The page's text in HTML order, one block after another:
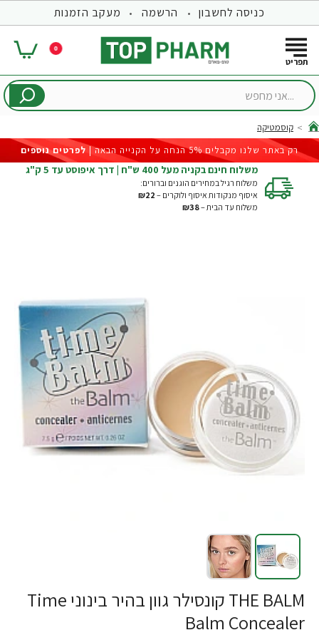
כניסה לחשבון הרשמה מעקב הזמנות
0
...אני
home
קוסמטיקה
רק באתר שלנו מקבלים 5% הנחה על הקנייה הבאה |
לפרטים נוספים
משלוח חינם בקניה מעל 400 ש"ח | דרך איפוסט עד 5 ק"ג
משלוח רגיל במחירים הוגנים וברורים:
איסוף מנקודות איסוף ולוקרים – ₪22
משלוח עד הבית –₪38
THE BALM קונסילר גוון בהיר בינוני Time
Balm Concealer